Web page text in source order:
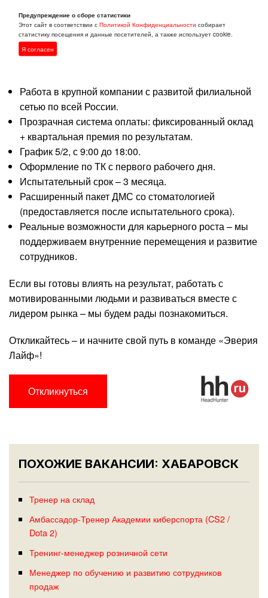
данных).
Готовность к командировкам.
Работа в крупной компании с развитой филиальной
сетью по всей России.
Прозрачная система оплаты: фиксированный оклад
+ квартальная премия по результатам.
График 5/2, с 9:00 до 18:00.
Оформление по ТК с первого рабочего дня.
Испытательный срок – 3 месяца.
Расширенный пакет ДМС со стоматологией
(предоставляется после испытательного срока).
Реальные возможности для карьерного роста – мы
поддерживаем внутренние перемещения и развитие
сотрудников.
Если вы готовы влиять на результат, работать с
мотивированными людьми и развиваться вместе с
лидером рынка – мы будем рады познакомиться.
Откликайтесь – и начните свой путь в команде «Эверия
Лайф»!
Откликнуться
ПОХОЖИЕ ВАКАНСИИ: ХАБАРОВСК
Тренер на склад
Амбассадор-Тренер Академии киберспорта (CS2 /
Dota 2)
Тренинг-менеджер розничной сети
Менеджер по обучению и развитию сотрудников
продаж
Предупреждение о сборе статистики
Этот сайт в соответствии сПолитикой Конфиденциальности собирает
статистику посещения и данные посетителей, а также использует cookie.
Я согласен